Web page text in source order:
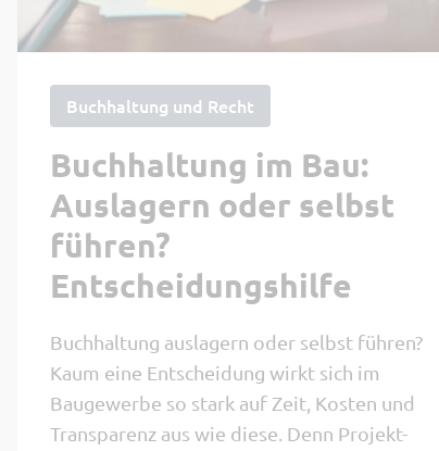
Buchhaltung und Recht
Buchhaltung im Bau:
Auslagern oder selbst
führen?
Entscheidungshilfe
Buchhaltung auslagern oder selbst führen?
Kaum eine Entscheidung wirkt sich im
Baugewerbe so stark auf Zeit, Kosten und
Transparenz aus wie diese. Denn Projekt-